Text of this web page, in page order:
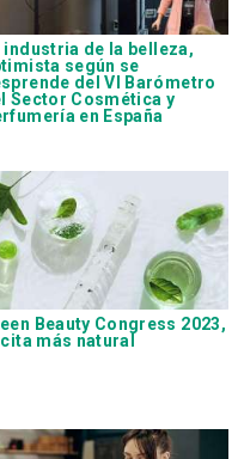
industria de la belleza,
según se
del VI Barómetro
Sector Cosmética y
en España
Beauty Congress 2023,
más natural